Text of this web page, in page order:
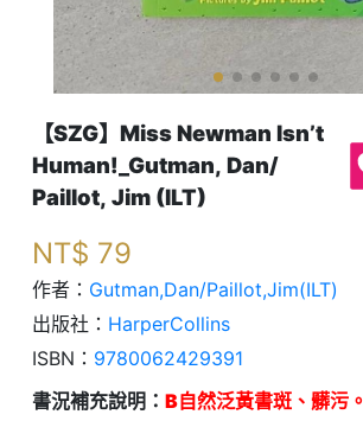
【SZG】Miss Newman Isn’t
Human!_Gutman, Dan/
Paillot, Jim (ILT)
NT$ 79
作者： Gutman,Dan/Paillot,Jim(ILT)
出版社： HarperCollins
ISBN： 9780062429391
書況補充說明： B自然泛黃書斑、髒污。